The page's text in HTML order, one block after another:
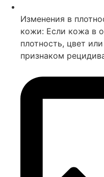
Изменения в
кожи: Если кожа в
плотность, цвет
признаком